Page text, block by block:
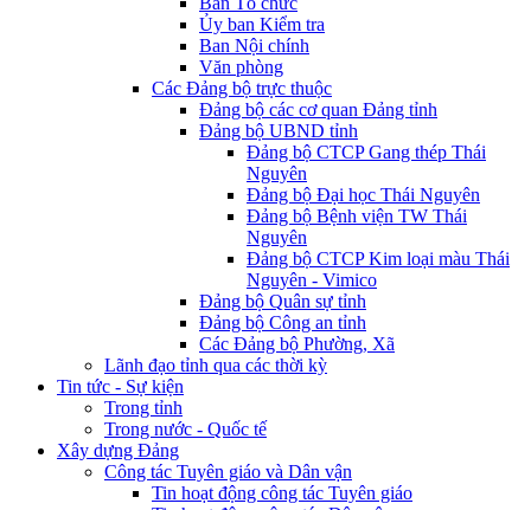
Ủy ban Kiểm tra
Ban Nội chính
Văn phòng
Các Đảng bộ trực thuộc
Đảng bộ các cơ quan Đảng tỉnh
Đảng bộ UBND tỉnh
Đảng bộ CTCP Gang thép Thái
Nguyên
Đảng bộ Đại học Thái Nguyên
Đảng bộ Bệnh viện TW Thái
Nguyên
Đảng bộ CTCP Kim loại màu Thái
Nguyên - Vimico
Đảng bộ Quân sự tỉnh
Đảng bộ Công an tỉnh
Các Đảng bộ Phường, Xã
Lãnh đạo tỉnh qua các thời kỳ
Tin tức - Sự kiện
Trong tỉnh
Trong nước - Quốc tế
Xây dựng Đảng
Công tác Tuyên giáo và Dân vận
Tin hoạt động công tác Tuyên giáo